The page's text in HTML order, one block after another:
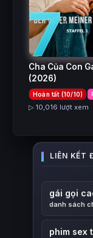
7
Cha Của Con
(2026)
Hoàn tất (10/10)
▷ 10,016 lượt xem
gái gọi
danh sách
phim sex